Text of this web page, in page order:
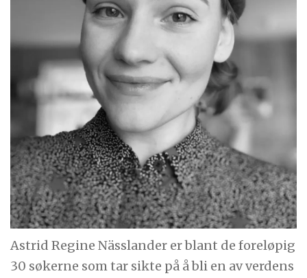
Astrid Regine Nässlander er blant de foreløpig
30 søkerne som tar sikte på å bli en av verdens